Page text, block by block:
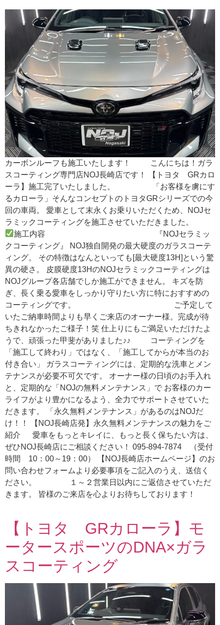
カーボンルーフも施工いたします！ こんにちは！ガラ
スコーティング専門店NOJ長崎店です！ 【トヨタ GRカロ
ーラ】施工完了いたしました。 「お客様を虜にす
るカローラ」そんなコンセプトのトヨタGRシリーズでの今
回の車両。 愛車として末永くお乗りいただくため、NOJセ
ラミックコーティングを施工させていただきました。
施工内容 『NOJセラミッ
クコーティング』 NOJ独自開発の最大硬度のガラスコーテ
ィング。 その特徴はなんといっても[最大硬度13H]という驚
異の硬さ。 皮膜硬度13HのNOJセラミックコーティングは
NOJグループ各店舗でしか施工ができません。 キズを防
ぎ、長く乗る愛車をしっかり守りたい方に特におすすめの
コーティングです。 ご予定して
いたご納車時間よりも早くご来店のオーナー様。完成が待
ちきれなかったご様子！笑 仕上りにもご満足いただけたよ
うで、頑張った甲斐がありました♪♪ コーティングを
「施工して終わり」ではなく、「施工してからが本当のお
付き合い」 ガラスコーティングには、定期的な洗車とメン
テナンスが必要不可欠です。 オーナー様の日頃のお手入れ
と、定期的な「NOJの無料メンテナンス」で お客様のカー
ライフがより豊かになるよう、全力でサポートさせていた
だきます。 「永久無料メンテナンス」があるのはNOJだ
け！！ 【NOJ長崎店発】永久無料メンテナンスの魅力をご
紹介 愛車をもっとキレイに、もっと長く保ちたい方は、
ぜひNOJ長崎店にご相談ください！ 095-894-7874 （受付
時間 10：00～19：00） 【NOJ長崎店ホームページ】のお
問い合わせフォームより必要事項をご記入のうえ、送信く
ださい。 １～２営業日以内にご返信させていただ
きます。 皆様のご来店を心よりお待ちしております！
【トヨタ GRカローラ】モ
ータースポーツのDNA×ガラ
スコーティング